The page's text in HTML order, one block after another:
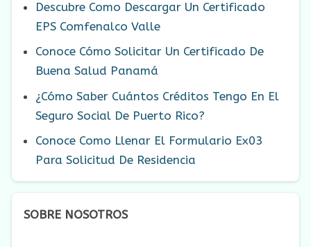
Descubre Como Descargar Un Certificado
EPS Comfenalco Valle
Conoce Cómo Solicitar Un Certificado De
Buena Salud Panamá
¿Cómo Saber Cuántos Créditos Tengo En El
Seguro Social De Puerto Rico?
Conoce Como Llenar El Formulario Ex03
Para Solicitud De Residencia
SOBRE NOSOTROS